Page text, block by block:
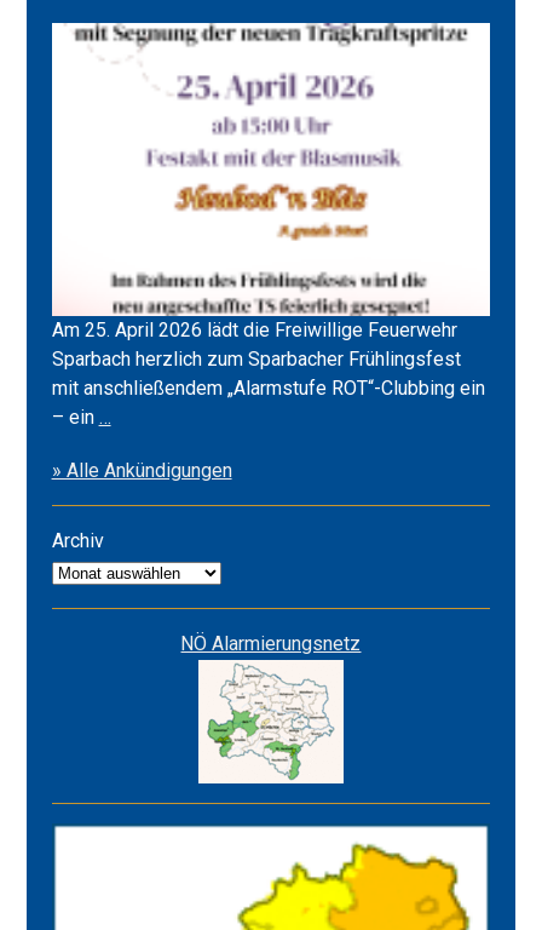
Am 25. April 2026 lädt die Freiwillige Feuerwehr
Sparbach herzlich zum Sparbacher Frühlingsfest
mit anschließendem „Alarmstufe ROT“-Clubbing ein
– ein …
&
Alarmstufe
» Alle Ankündigungen
Archiv
Archiv
NÖ Alarmierungsnetz